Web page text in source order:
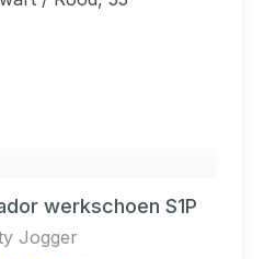
werkschoen S1P
Jogger